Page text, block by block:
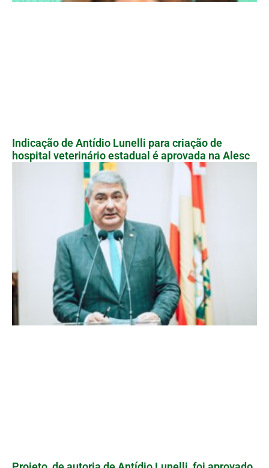
Indicação de Antídio Lunelli para criação de
hospital veterinário estadual é aprovada na Alesc